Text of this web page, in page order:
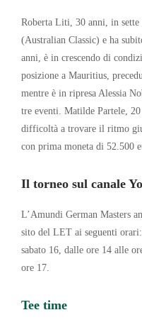
Roberta Liti, 30 anni, in sette
(Australian Classic) e ha
anni, è in crescendo di
posizione a Mauritius,
mentre è in ripresa Alessia
tre eventi. Matilde Partele,
difficoltà a trovare il ritmo
con prima moneta di 52.500
Il torneo sul canale
L’Amundi German Masters
sito del LET ai seguenti
sabato 16, dalle ore 14 alle
ore 17.
Tee time